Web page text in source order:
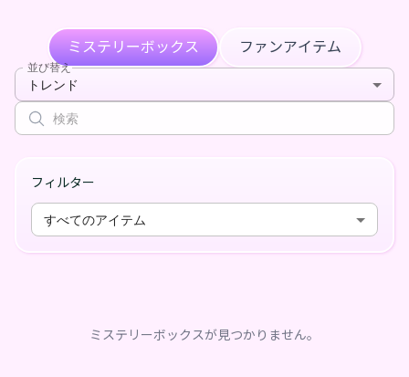
ミステリーボックス ファンアイテム
並び替え
トレンド
フィルター
すべてのアイテム
ミステリーボックスが見つかりません。